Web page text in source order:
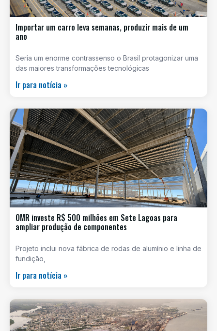
Importar um carro leva semanas, produzir mais de um
ano
Seria um enorme contrassenso o Brasil protagonizar uma
das maiores transformações tecnológicas
Ir para notícia »
OMR investe R$ 500 milhões em Sete Lagoas para
ampliar produção de componentes
Projeto inclui nova fábrica de rodas de alumínio e linha de
fundição,
Ir para notícia »